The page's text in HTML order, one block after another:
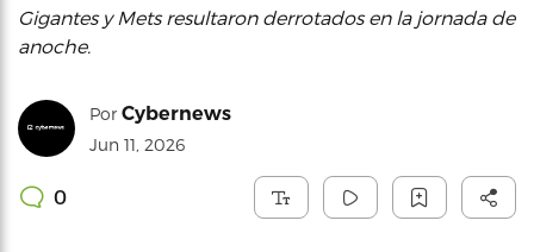
Gigantes y Mets resultaron derrotados en la jornada de
anoche.
Por Cybernews
Jun 11, 2026
0